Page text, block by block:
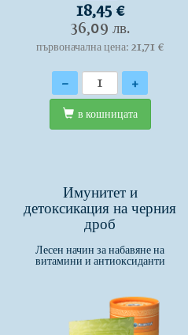
18,45 €
36,09 лв.
първоначална цена: 21,71 €
Количество
- +
в кошницата
Имунитет и
детоксикация на черния
дроб
Лесен начин за набавяне на
витамини и антиоксиданти